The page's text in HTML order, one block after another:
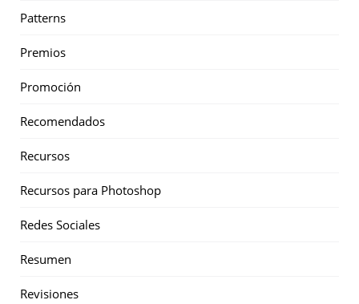
Patterns
Premios
Promoción
Recomendados
Recursos
Recursos para Photoshop
Redes Sociales
Resumen
Revisiones